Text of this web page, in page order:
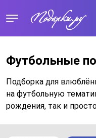
Футбольные
Подборка для
на футбольную
рождения, так и